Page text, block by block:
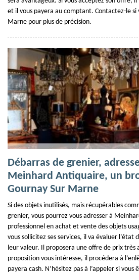
et il vous payera au comptant. Contactez-le si
Marne pour plus de précision.
Débarras de grenier,
Meinhard Antiquaire, un
Gournay Sur Marne
Si des objets inutilisés, mais récupérables
grenier, vous pourrez vous adresser à
professionnel en achat et vente des objets
vous sollicitez ses services, il va évaluer l’état
leur valeur. Il proposera une offre de prix très
proposition vous intéresse, il procédera à
payera cash. N’hésitez pas à l’appeler si vous